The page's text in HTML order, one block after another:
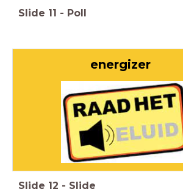
Slide 11 - Poll
energizer
Slide 12 - Slide